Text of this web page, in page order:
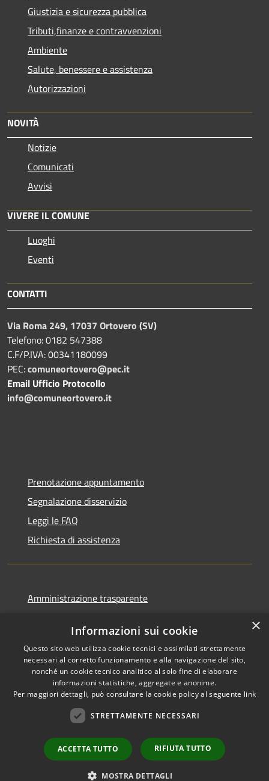
Giustizia e sicurezza pubblica
Tributi,finanze e contravvenzioni
Ambiente
Salute, benessere e assistenza
Autorizzazioni
NOVITÀ
Notizie
Comunicati
Avvisi
VIVERE IL COMUNE
Luoghi
Eventi
CONTATTI
Via Roma 249, 17037 Ortovero (SV)
Telefono: 0182 547388
C.F/P.IVA: 00341180099
PEC:comuneortovero@pec.it
Email Ufficio Protocollo
info@comuneortovero.it
Prenotazione appuntamento
Segnalazione disservizio
Leggi le FAQ
Richiesta di assistenza
Amministrazione trasparente
Dichiarazione di accessibilità
Copyright © 2026 • Comune di
Municipium•
Accesso
redazione
×
Informazioni sui cookie
Questo sito web utilizza cookie tecnici e assimilati strettamente
necessari al corretto funzionamento e alla navigazione del sito,
nonché un cookie tecnico analitico al solo fine di elaborare
informazioni statistiche, aggregate e anonime.
Per maggiori dettagli, può consultare la cookie policy al seguente link
STRETTAMENTE NECESSARI
ACCETTA TUTTO RIFIUTA TUTTO
MOSTRA DETTAGLI